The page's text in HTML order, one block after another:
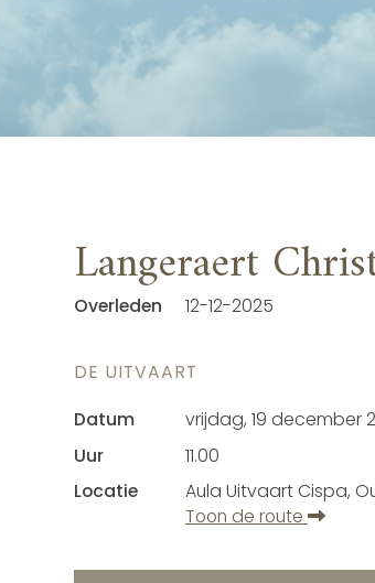
Langeraert
Overleden 12-12-2025
DE UITVAART
Datum
vrijdag, 19 december
Uur
11.00
Locatie
Aula Uitvaart Cispa,
Toon de route